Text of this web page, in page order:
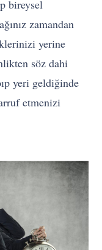
bireysel
zamandan
yerine
söz dahi
yeri geldiğinde
etmenizi